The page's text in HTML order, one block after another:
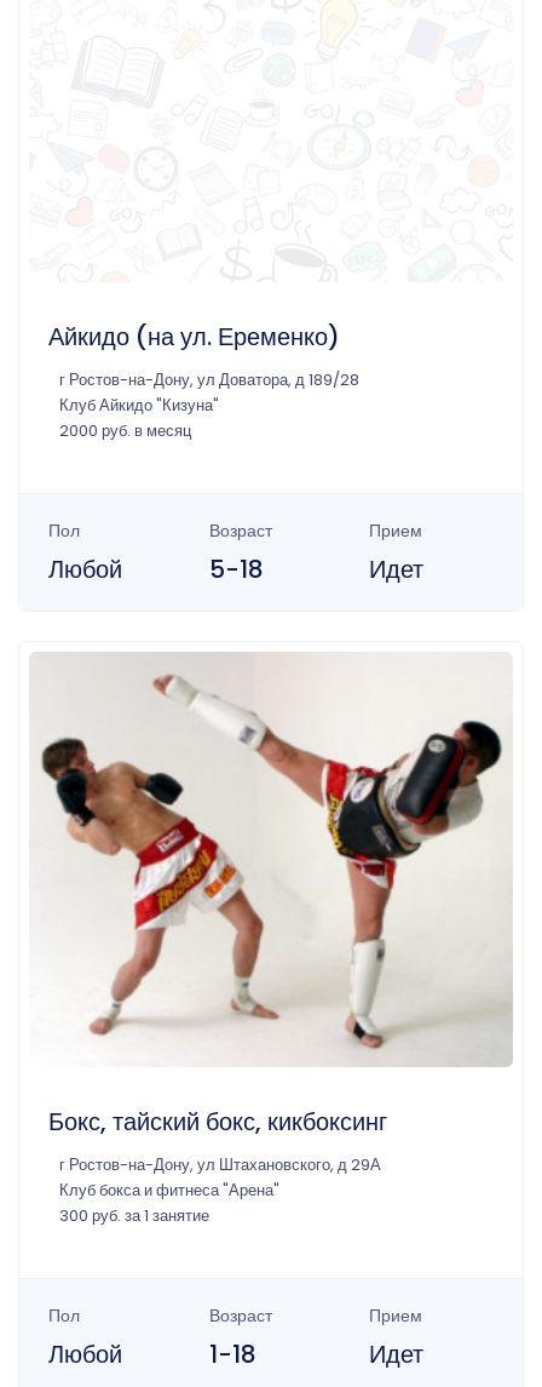
Айкидо (на ул. Еременко)
г Ростов-на-Дону, ул Доватора, д 189/28
Клуб Айкидо "Кизуна"
2000 руб. в месяц
Пол
Любой
Возраст
5-18
Прием
Идет
Бокс, тайский бокс, кикбоксинг
г Ростов-на-Дону, ул Штахановского, д 29А
Клуб бокса и фитнеса "Арена"
300 руб. за 1 занятие
Пол
Любой
Возраст
1-18
Прием
Идет